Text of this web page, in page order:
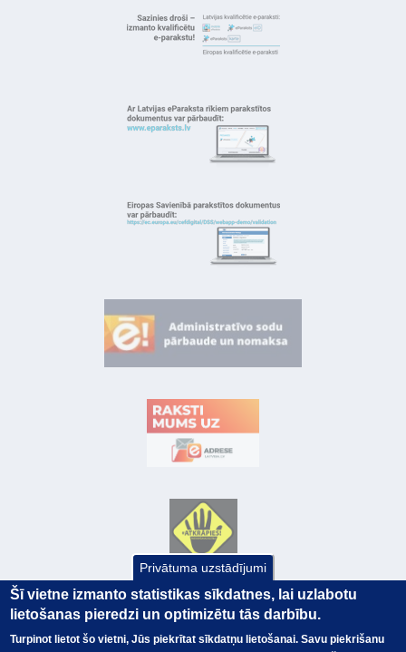
Privātuma uzstādījumi
Šī vietne izmanto statistikas sīkdatnes, lai uzlabotu
lietošanas pieredzi un optimizētu tās darbību.
Turpinot lietot šo vietni, Jūs piekrītat sīkdatņu lietošanai. Savu piekrišanu